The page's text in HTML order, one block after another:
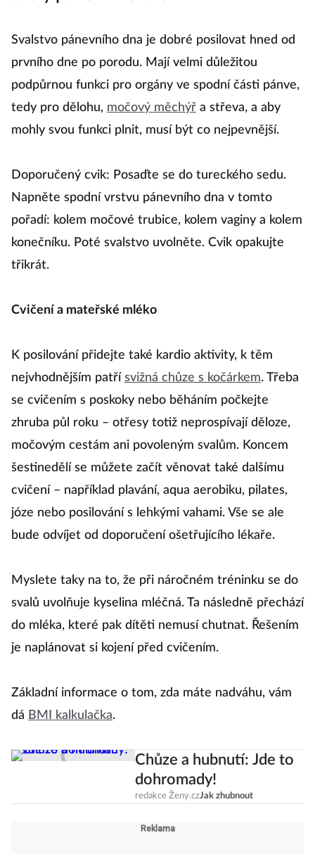
Svalstvo pánevního dna je dobré posilovat hned od
prvního dne po porodu. Mají velmi důležitou
podpůrnou funkci pro orgány ve spodní části pánve,
tedy pro dělohu, močový měchýř a střeva, a aby
mohly svou funkci plnit, musí být co nejpevnější.
Doporučený cvik: Posaďte se do tureckého sedu.
Napněte spodní vrstvu pánevního dna v tomto
pořadí: kolem močové trubice, kolem vaginy a kolem
konečníku. Poté svalstvo uvolněte. Cvik opakujte
třikrát.
Cvičení a mateřské mléko
K posilování přidejte také kardio aktivity, k těm
nejvhodnějším patří svižná chůze s kočárkem. Třeba
se cvičením s poskoky nebo běháním počkejte
zhruba půl roku – otřesy totiž neprospívají děloze,
močovým cestám ani povoleným svalům. Koncem
šestinedělí se můžete začít věnovat také dalšímu
cvičení – například plavání, aqua aerobiku, pilates,
józe nebo posilování s lehkými vahami. Vše se ale
bude odvíjet od doporučení ošetřujícího lékaře.
Myslete taky na to, že při náročném tréninku se do
svalů uvolňuje kyselina mléčná. Ta následně přechází
do mléka, které pak dítěti nemusí chutnat. Řešením
je naplánovat si kojení před cvičením.
Základní informace o tom, zda máte nadváhu, vám
dá BMI kalkulačka.
Chůze a hubnutí: Jde to
dohromady!
redakce Ženy.czJak zhubnout